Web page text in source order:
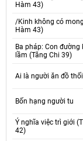
Hàm 43)
/Kinh không có
Hàm 43)
Ba pháp: Con đường
lầm (Tăng Chi 39)
Ai là người ăn đồ
Bốn hạng người tu
Ý nghĩa việc trì giới
42)